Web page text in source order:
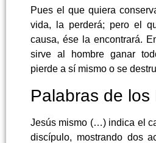
Pues el que quiera
vida, la perderá; pero el
causa, ése la encontrará.
sirve al hombre ganar
pierde a sí mismo o se
Palabras de los
Jesús mismo (…) indica el
discípulo, mostrando dos